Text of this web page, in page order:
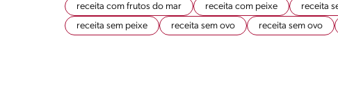
receita com frutos do mar receita com peixe receita
receita sem peixe
receita sem ovo receita sem ovo